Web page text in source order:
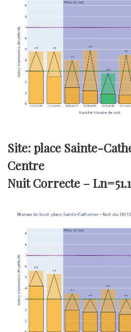
Site: place Sainte-
Centre
Nuit Correcte – Ln=51.1